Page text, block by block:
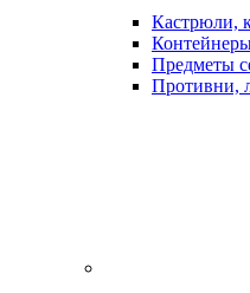
Кастрюли,
Предметы
Противни,